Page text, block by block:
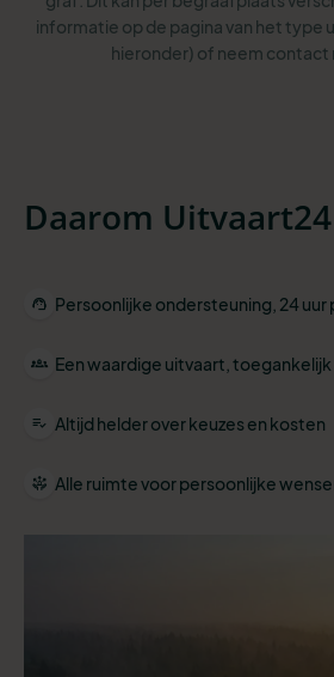
informatie op de pagina van het type
hieronder) of neem contact
Daarom Uitvaart24
Persoonlijke ondersteuning, 24 uur
Een waardige uitvaart,
Altijd helder over keuzes en kosten
Alle ruimte voor persoonlijke